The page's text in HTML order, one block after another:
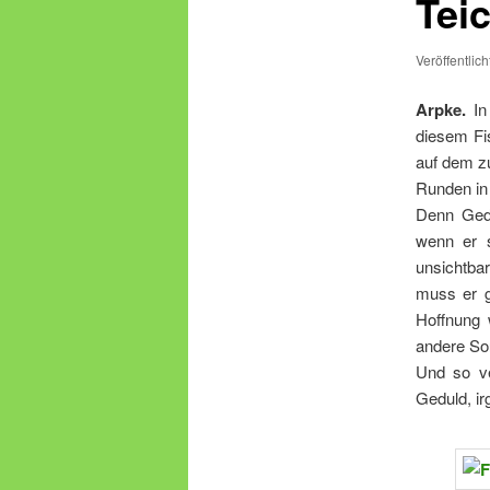
Arpke.In
diesem
auf dem
Runden
Denn
wenn er
muss er
andere
Und so
Geduld,